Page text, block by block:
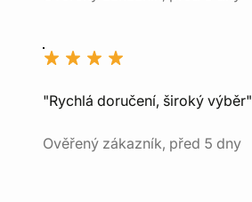
"Rychlá doručení, široký výběr"
Ověřený zákazník, před 5 dny